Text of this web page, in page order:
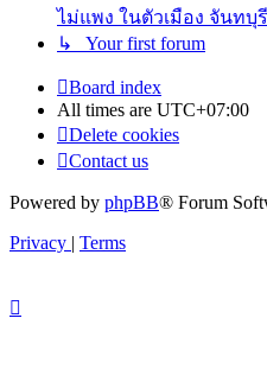
ไม่แพง ในตัวเมือง จันทบุรี
↳ Your first forum
Board index
All times are UTC+07:00
Delete cookies
Contact us
Powered by phpBB® Forum
Privacy | Terms